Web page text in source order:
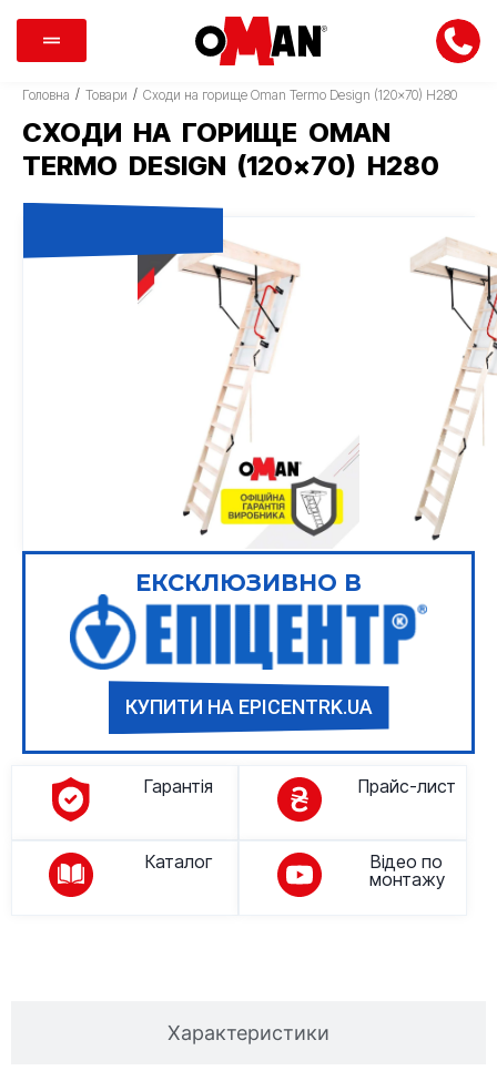
Головна / Товари / Сходи на горище Oman Termo Design (120×70) H280
СХОДИ НА ГОРИЩЕ OMAN
TERMO DESIGN (120×70) H280
ТІЛЬКИ В ЕПІЦЕНТР
ЕКСКЛЮЗИВНО В
КУПИТИ НА EPICENTRK.UA
Гарантія Прайс-лист
Каталог
Відео по
монтажу
Характеристики